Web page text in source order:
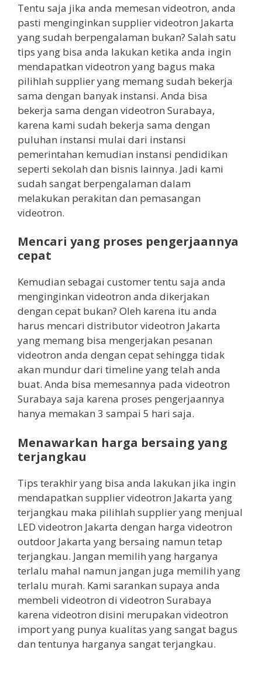
Tentu saja jika anda memesan videotron, anda
pasti menginginkan supplier videotron Jakarta
yang sudah berpengalaman bukan? Salah satu
tips yang bisa anda lakukan ketika anda ingin
mendapatkan videotron yang bagus maka
pilihlah supplier yang memang sudah bekerja
sama dengan banyak instansi. Anda bisa
bekerja sama dengan videotron Surabaya,
karena kami sudah bekerja sama dengan
puluhan instansi mulai dari instansi
pemerintahan kemudian instansi pendidikan
seperti sekolah dan bisnis lainnya. Jadi kami
sudah sangat berpengalaman dalam
melakukan perakitan dan pemasangan
videotron.
Mencari yang proses pengerjaannya
cepat
Kemudian sebagai customer tentu saja anda
menginginkan videotron anda dikerjakan
dengan cepat bukan? Oleh karena itu anda
harus mencari distributor videotron Jakarta
yang memang bisa mengerjakan pesanan
videotron anda dengan cepat sehingga tidak
akan mundur dari timeline yang telah anda
buat. Anda bisa memesannya pada videotron
Surabaya saja karena proses pengerjaannya
hanya memakan 3 sampai 5 hari saja.
Menawarkan harga bersaing yang
terjangkau
Tips terakhir yang bisa anda lakukan jika ingin
mendapatkan supplier videotron Jakarta yang
terjangkau maka pilihlah supplier yang menjual
LED videotron Jakarta dengan harga videotron
outdoor Jakarta yang bersaing namun tetap
terjangkau. Jangan memilih yang harganya
terlalu mahal namun jangan juga memilih yang
terlalu murah. Kami sarankan supaya anda
membeli videotron di videotron Surabaya
karena videotron disini merupakan videotron
import yang punya kualitas yang sangat bagus
dan tentunya harganya sangat terjangkau.